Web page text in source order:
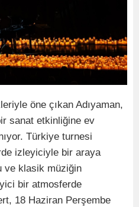
öne çıkan Adıyaman,
sanat etkinliğine ev
Türkiye turnesi
izleyiciyle bir araya
ve klasik müziğin
bir atmosferde
18 Haziran Perşembe